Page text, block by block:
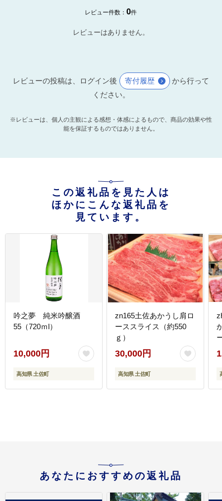
レビュー件数：0件
レビューはありません。
レビューの投稿は、ログイン後 寄付履歴
から行って
ください。
※レビューは、個人の主観による感想・体感によるもので、商品の効果や性
能を保証するものではありません。
この返礼品を見た人は
ほかにこんな返礼品を
見ています。
吟之夢 純米吟醸酒
55（720ｍl）
10,000円
高知県 土佐町
zn165土佐あかうし肩ロ
ーススライス（約550
ｇ）
30,000円
高知県 土佐町
あなたにおすすめの返礼品